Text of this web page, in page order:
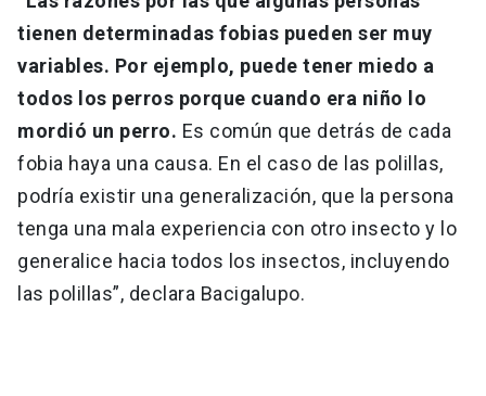
tienen determinadas fobias pueden ser muy
variables. Por ejemplo, puede tener miedo a
todos los perros porque cuando era niño lo
mordió un perro. Es común que detrás de cada
fobia haya una causa. En el caso de las polillas,
podría existir una generalización, que la persona
tenga una mala experiencia con otro insecto y lo
generalice hacia todos los insectos, incluyendo
las polillas”, declara Bacigalupo.